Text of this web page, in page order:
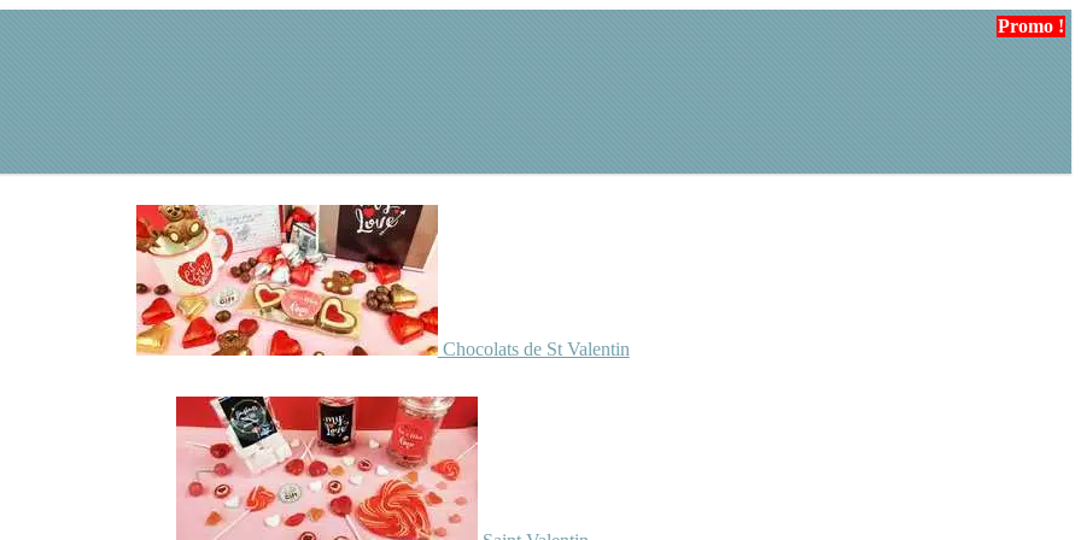
Chocolats de St Valentin
Promo !